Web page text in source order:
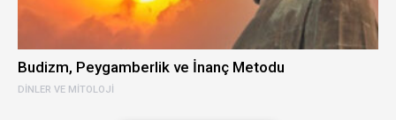
DINLER VE MITOLOJI
Budizm, Peygamberlik ve İnanç Metodu